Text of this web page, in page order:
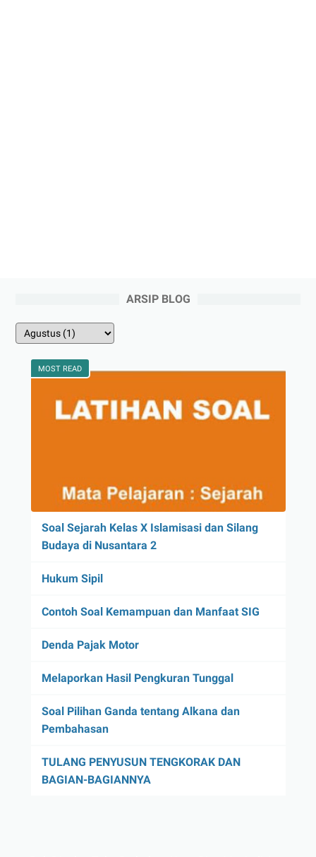
ARSIP BLOG
MOST READ
Soal Sejarah Kelas X Islamisasi dan Silang
Budaya di Nusantara 2
Hukum Sipil
Contoh Soal Kemampuan dan Manfaat SIG
Denda Pajak Motor
Melaporkan Hasil Pengkuran Tunggal
Soal Pilihan Ganda tentang Alkana dan
Pembahasan
TULANG PENYUSUN TENGKORAK DAN
BAGIAN-BAGIANNYA